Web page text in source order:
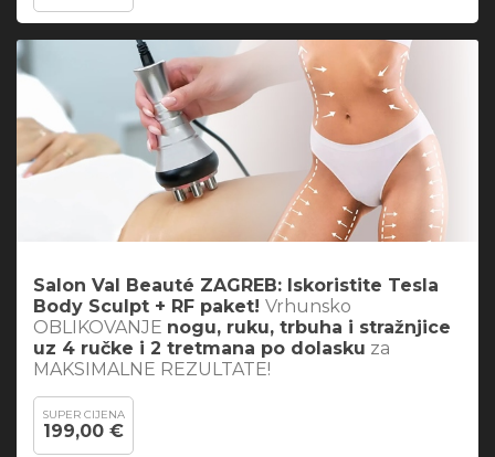
Salon Val Beauté ZAGREB: Iskoristite Tesla
Body Sculpt + RF paket! Vrhunsko
OBLIKOVANJE nogu, ruku, trbuha i stražnjice
uz 4 ručke i 2 tretmana po dolasku za
MAKSIMALNE REZULTATE!
SUPER CIJENA
199,00 €